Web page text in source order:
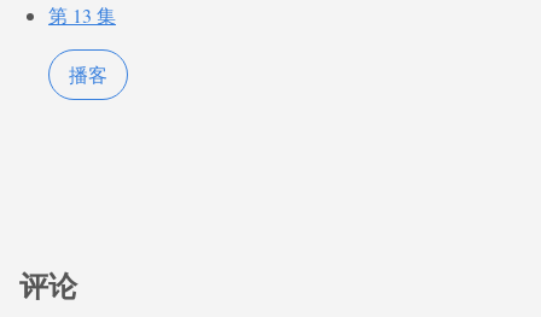
第 13 集
播客
评论